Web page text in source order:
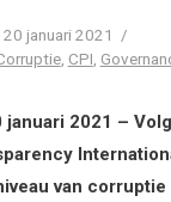
20 januari 2021
, CPI
januari 2021 –
van